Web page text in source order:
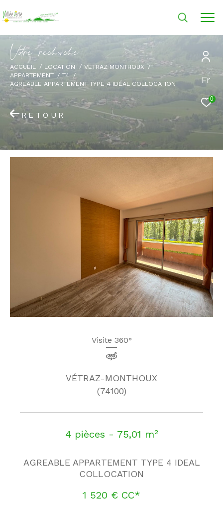
Fr
0
Vore recece
ACCUEIL LOCATION
VETRAZ MONTHOUX
APPARTEMENT
T4
AGREABLE APPARTEMENT TYPE 4 IDEAL COLLOCATION
RETOUR
Visite 360°
VÉTRAZ-MONTHOUX
(74100)
4 pièces - 75,01 m²
AGREABLE APPARTEMENT TYPE 4 IDEAL
COLLOCATION
1 520 € CC*